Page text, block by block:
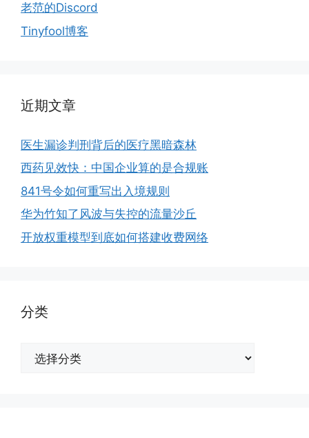
老范的Discord
Tinyfool博客
近期文章
医生漏诊判刑背后的医疗黑暗森林
西药见效快：中国企业算的是合规账
841号令如何重写出入境规则
华为竹知了风波与失控的流量沙丘
开放权重模型到底如何搭建收费网络
分类